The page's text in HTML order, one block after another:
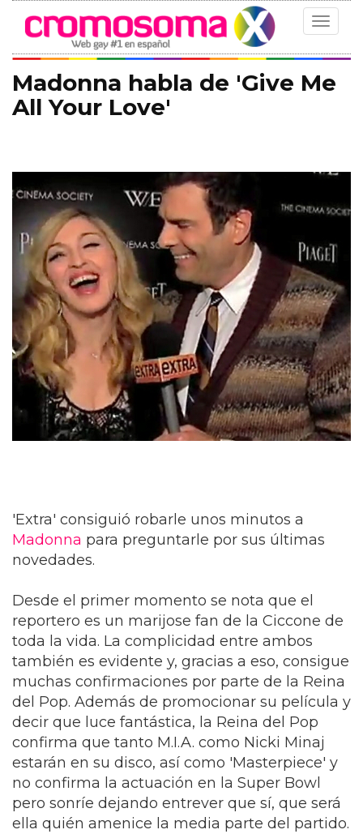
Toggle
Madonna habla de 'Give Me
All Your Love'
'Extra' consiguió robarle unos minutos a
Madonna para preguntarle por sus últimas
novedades.
Desde el primer momento se nota que el
reportero es un marijose fan de la Ciccone de
toda la vida. La complicidad entre ambos
también es evidente y, gracias a eso, consigue
muchas confirmaciones por parte de la Reina
del Pop. Además de promocionar su película y
decir que luce fantástica, la Reina del Pop
confirma que tanto M.I.A. como Nicki Minaj
estarán en su disco, así como 'Masterpiece' y
no confirma la actuación en la Super Bowl
pero sonríe dejando entrever que sí, que será
ella quién amenice la media parte del partido.